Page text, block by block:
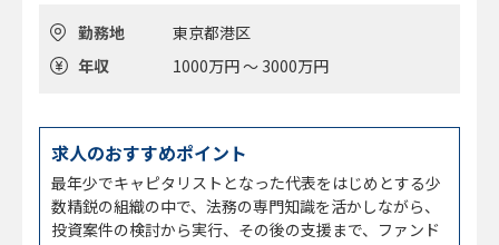
勤務地
東京都港区
年収
1000万円 ～ 3000万円
求人のおすすめポイント
最年少でキャピタリストとなった代表をはじめとする少
数精鋭の組織の中で、法務の専門知識を活かしながら、
投資案件の検討から実行、その後の支援まで、ファンド